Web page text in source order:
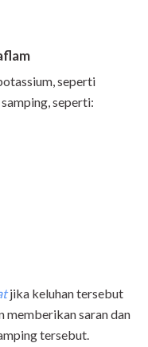
seperti
seperti:
jika keluhan tersebut
saran dan
tersebut.